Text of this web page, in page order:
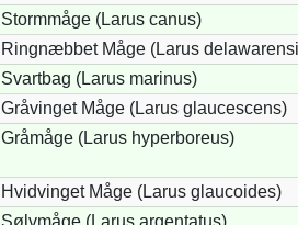
Stormmåge (Larus canus)
Ringnæbbet Måge (Larus
Svartbag (Larus marinus)
Gråvinget Måge (Larus glaucescens)
Gråmåge (Larus hyperboreus)
Hvidvinget Måge (Larus glaucoides)
Sølvmåge (Larus argentatus)